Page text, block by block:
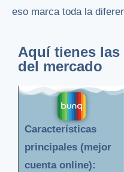
eso marca toda la
Aquí tienes
del mercado
Características
principales (mejor
cuenta online):